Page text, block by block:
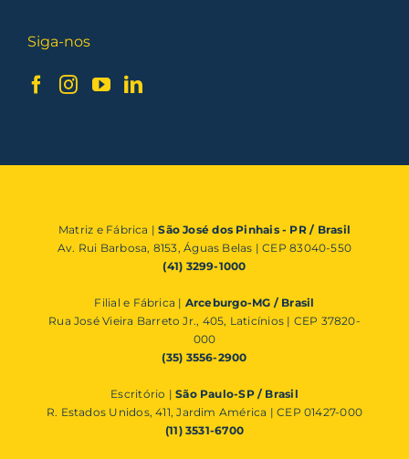
Siga-nos
Matriz e Fábrica |São José dos Pinhais - PR / Brasil
Av. Rui Barbosa, 8153, Águas Belas | CEP 83040-550
(41) 3299-1000
Filial e Fábrica | Arceburgo-MG / Brasil
Rua José Vieira Barreto Jr., 405, Laticínios | CEP 37820-
000
(35) 3556-2900
Escritório |São Paulo-SP / Brasil
R. Estados Unidos, 411, Jardim América | CEP 01427-000
(11) 3531-6700